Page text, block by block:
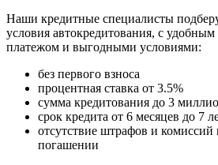
Наши кредитные специалисты
условия автокредитования, с
платежом и выгодными условиями:
без первого взноса
процентная ставка от 3.5%
сумма кредитования до 3
срок кредита от 6 месяцев до 7
отсутствие штрафов и
погашении